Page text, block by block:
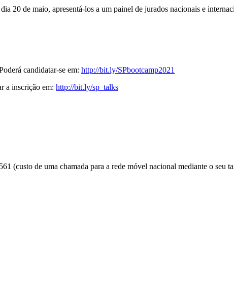
20 de maio, apresentá-los a um painel de jurados nacionais e
candidatar-se em: http://bit.ly/SPbootcamp2021
a inscrição em: http://bit.ly/sp_talks
(custo de uma chamada para a rede móvel nacional mediante o seu